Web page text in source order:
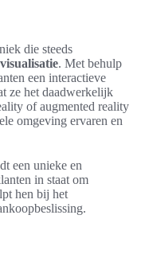
die steeds
. Met behulp
een interactieve
ze het daadwerkelijk
of augmented reality
omgeving ervaren en
een unieke en
in staat om
hen bij het